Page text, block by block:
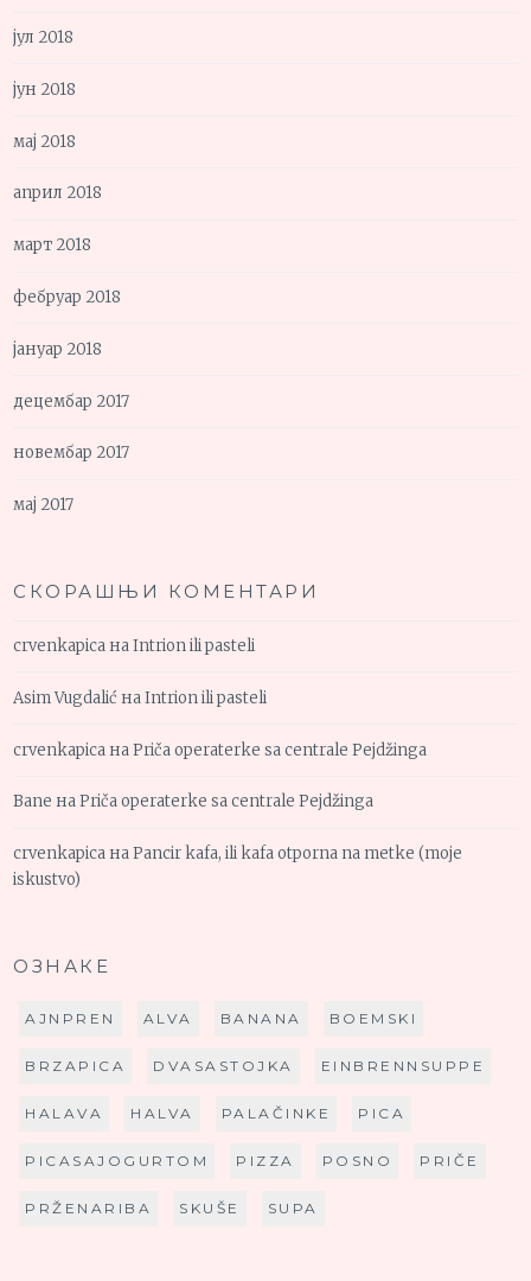
јул 2018
јун 2018
мај 2018
април 2018
март 2018
фебруар 2018
јануар 2018
децембар 2017
новембар 2017
мај 2017
СКОРАШЊИ КОМЕНТАРИ
crvenkapica наIntrion ili pasteli
Asim Vugdalić наIntrion ili pasteli
crvenkapica наPriča operaterke sa centrale Pejdžinga
Bane наPriča operaterke sa centrale Pejdžinga
crvenkapica наPancir kafa, ili kafa otporna na metke (moje
iskustvo)
ОЗНАКЕ
AJNPREN ALVA BANANA BOEMSKI
BRZAPICA DVASASTOJKA EINBRENNSUPPE
HALAVA HALVA PALAČINKE PICA
PICASAJOGURTOM PIZZA POSNO PRIČE
PRŽENARIBA SKUŠE SUPA